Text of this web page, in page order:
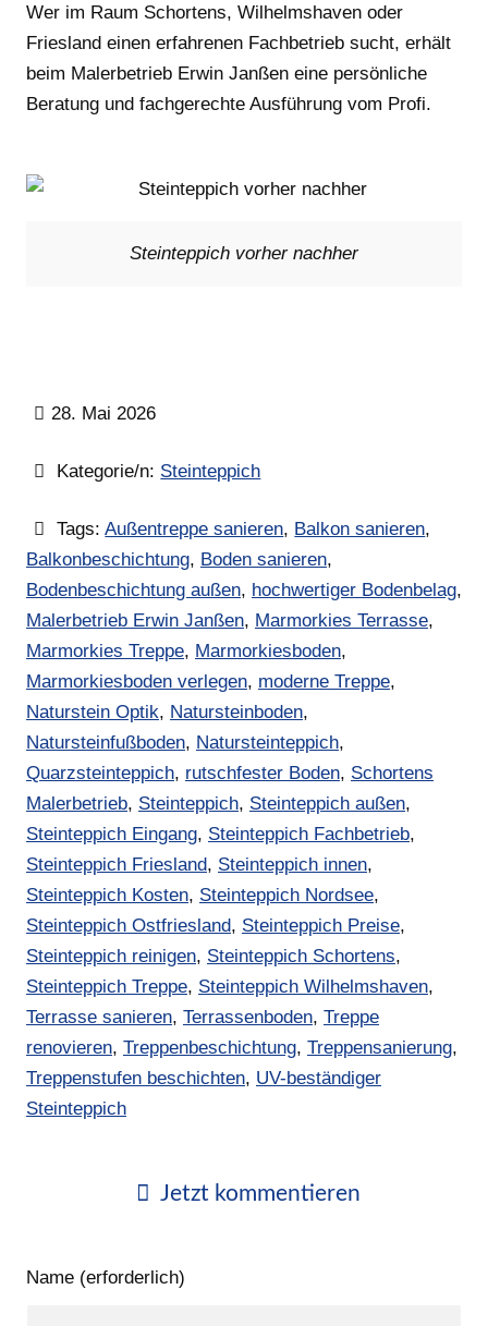
Wer im Raum Schortens, Wilhelmshaven oder
Friesland einen erfahrenen Fachbetrieb sucht, erhält
beim Malerbetrieb Erwin Janßen eine persönliche
Beratung und fachgerechte Ausführung vom Profi.
Steinteppich vorher nachher
28. Mai 2026
Kategorie/n: Steinteppich
Tags:Außentreppe sanieren, Balkon sanieren,
Balkonbeschichtung, Boden sanieren,
Bodenbeschichtung außen, hochwertiger Bodenbelag,
Malerbetrieb Erwin Janßen, Marmorkies Terrasse,
Marmorkies Treppe, Marmorkiesboden,
Marmorkiesboden verlegen, moderne Treppe,
Naturstein Optik, Natursteinboden,
Natursteinfußboden, Natursteinteppich,
Quarzsteinteppich, rutschfester Boden, Schortens
Malerbetrieb, Steinteppich, Steinteppich außen,
Steinteppich Eingang, Steinteppich Fachbetrieb,
Steinteppich Friesland, Steinteppich innen,
Steinteppich Kosten, Steinteppich Nordsee,
Steinteppich Ostfriesland, Steinteppich Preise,
Steinteppich reinigen, Steinteppich Schortens,
Steinteppich Treppe, Steinteppich Wilhelmshaven,
Terrasse sanieren, Terrassenboden, Treppe
renovieren, Treppenbeschichtung, Treppensanierung,
Treppenstufen beschichten, UV-beständiger
Steinteppich
Jetzt kommentieren
Name (erforderlich)